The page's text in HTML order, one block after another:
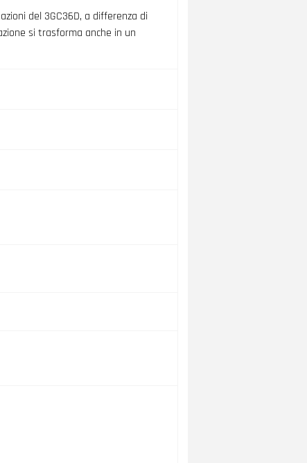
del 3GC36D, a differenza di
si trasforma anche in un